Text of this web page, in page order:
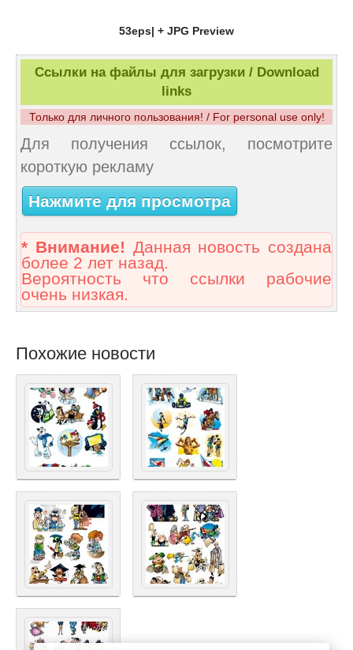
53eps| + JPG Preview
Ссылки на файлы для загрузки / Download
links
Только для личного пользования! / For personal use only!
Для получения ссылок, посмотрите
короткую рекламу
Нажмите для просмотра
* Внимание! Данная новость создана
более 2 лет назад.
Вероятность что ссылки рабочие
очень низкая.
Похожие новости